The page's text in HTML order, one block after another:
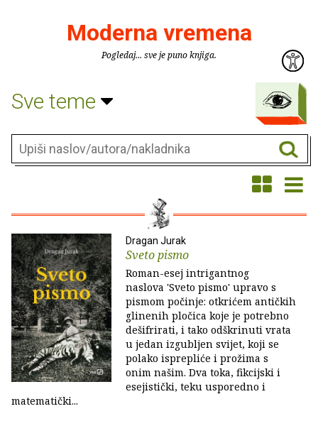
Moderna vremena
Pogledaj... sve je puno knjiga.
Sve teme
Dragan Jurak
Sveto pismo
Roman-esej intrigantnog
naslova 'Sveto pismo' upravo s
pismom počinje: otkrićem antičkih
glinenih pločica koje je potrebno
dešifrirati, i tako odškrinuti vrata
u jedan izgubljen svijet, koji se
polako isprepliće i prožima s
onim našim. Dva toka, fikcijski i
esejistički, teku usporedno i
matematički...